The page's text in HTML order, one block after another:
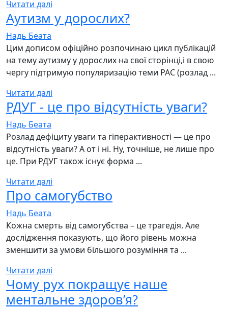
Читати далі
Аутизм у дорослих?
Надь Беата
Цим дописом офіційно розпочинаю цикл публікацій
на тему аутизму у дорослих на свої сторінці,і в свою
чергу підтримую популяризацію теми РАС (розлад ...
Читати далі
РДУГ - це про відсутність уваги?
Надь Беата
Розлад дефіциту уваги та гіперактивності — це про
відсутність уваги? А от і ні. Ну, точніше, не лише про
це. При РДУГ також існує форма ...
Читати далі
Про самогубство
Надь Беата
Кожна смерть від самогубства – це трагедія. Але
дослідження показують, що його рівень можна
зменшити за умови більшого розуміння та ...
Читати далі
Чому рух покращує наше
ментальне здоровʼя?